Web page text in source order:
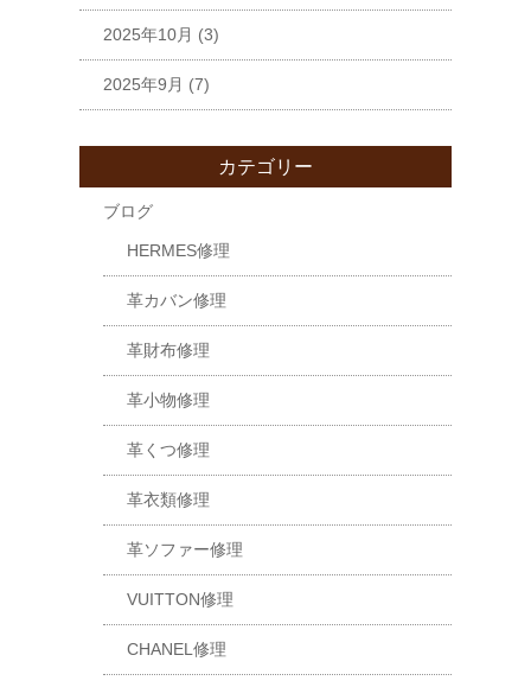
2025年10月 (3)
2025年9月 (7)
カテゴリー
ブログ
HERMES修理
革カバン修理
革財布修理
革小物修理
革くつ修理
革衣類修理
革ソファー修理
VUITTON修理
CHANEL修理